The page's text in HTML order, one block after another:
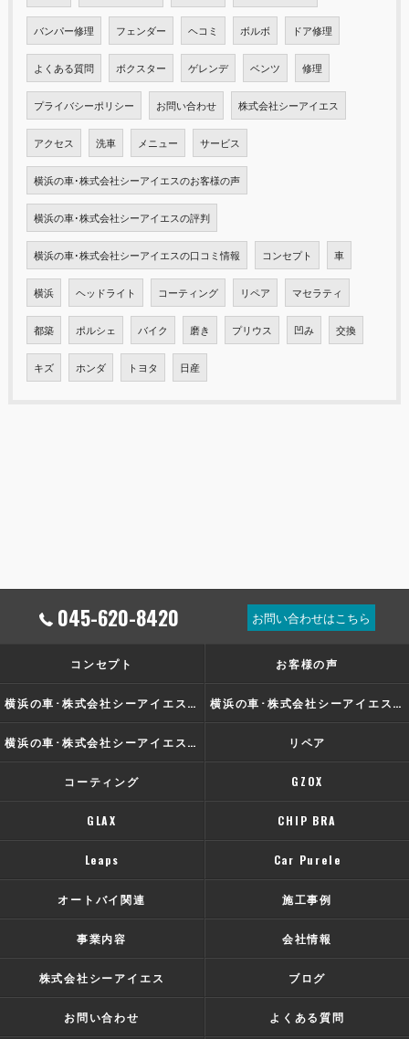
バンパー修理 フェンダー ヘコミ ボルボ ドア修理
よくある質問 ボクスター ゲレンデ ベンツ 修理
プライバシーポリシー お問い合わせ 株式会社シーアイエス
アクセス 洗車 メニュー サービス
横浜の車･株式会社シーアイエスのお客様の声
横浜の車･株式会社シーアイエスの評判
横浜の車･株式会社シーアイエスの口コミ情報 コンセプト 車
横浜 ヘッドライト コーティング リペア マセラティ
都築 ポルシェ バイク 磨き プリウス 凹み 交換
キズ ホンダ トヨタ 日産
045-620-8420 お問い合わせはこちら
コンセプト お客様の声
横浜の車･株式会社シーアイエスの口コミ情報 横浜の車･株式会社シーアイエスの評判
横浜の車･株式会社シーアイエスのお客様の声 リペア
コーティング GZOX
GLAX CHIP BRA
Leaps Car Purele
オートバイ関連 施工事例
事業内容 会社情報
株式会社シーアイエス ブログ
お問い合わせ よくある質問